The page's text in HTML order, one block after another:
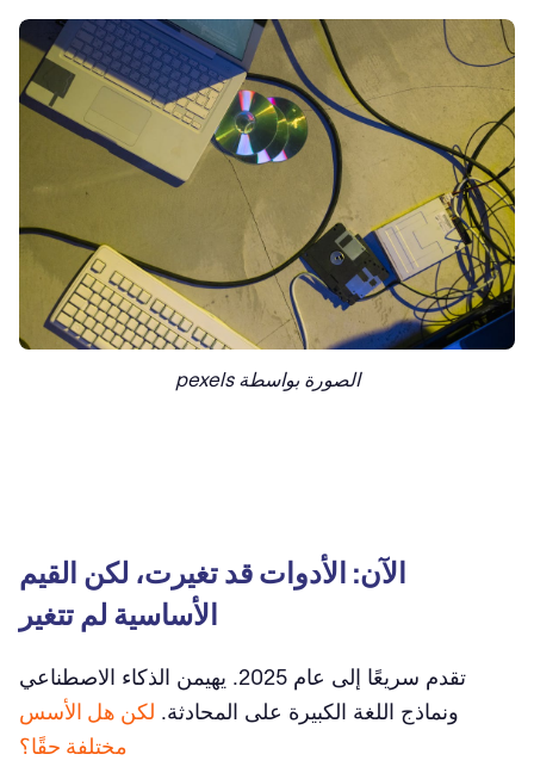
الصورة بواسطة pexels
الآن: الأدوات قد تغيرت، لكن القيم
الأساسية لم تتغير
تقدم سريعًا إلى عام 2025. يهيمن الذكاء الاصطناعي
ونماذج اللغة الكبيرة على المحادثة. لكن هل الأسس
مختلفة حقًا؟